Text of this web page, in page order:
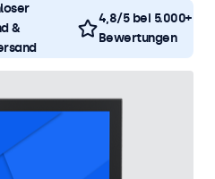
&
4,8/5 bei 5.000+
Bewertungen